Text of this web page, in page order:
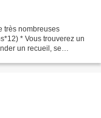
très nombreuses
* Vous trouverez un
un recueil, se